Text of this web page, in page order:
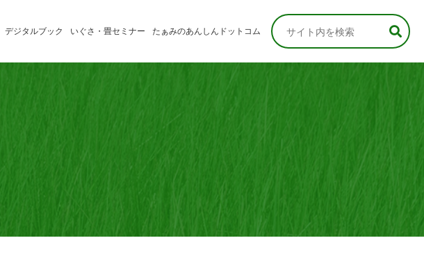
デジタルブック
たたみの学習
いぐさ・畳セミナー
消費者のみなさま
たぁみのあんしんドットコム